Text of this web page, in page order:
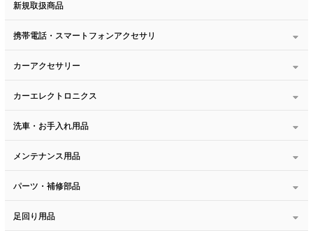
新規取扱商品
携帯電話・スマートフォンアクセサリ
カーアクセサリー
カーエレクトロニクス
洗車・お手入れ用品
メンテナンス用品
パーツ・補修部品
足回り用品